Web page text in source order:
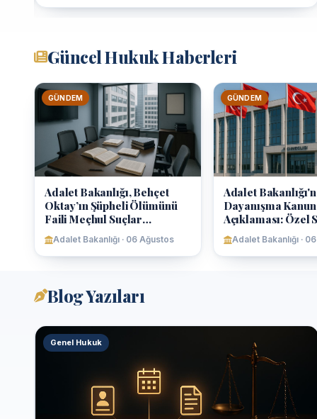
Güncel Hukuk Haberleri
GÜNDEM
Adalet Bakanlığı, Behçet
Oktay’ın Şüpheli Ölümünü
Faili Meçhul Suçlar
Dairesiyle Araştırıyor
Adalet Bakanlığı · 06 Ağustos
GÜNDEM
Adalet
Dayanışma
Açıklaması: Özel
İddialarını
Adalet Bakanlığı ·
Blog Yazıları
Genel Hukuk